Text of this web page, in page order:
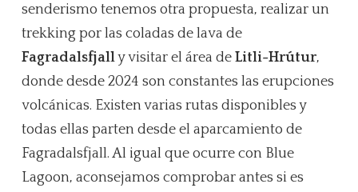
senderismo tenemos otra propuesta, realizar un
trekking por las coladas de lava de
Fagradalsfjally visitar el área de Litli-Hrútur,
donde desde 2024 son constantes las erupciones
volcánicas. Existen varias rutas disponibles y
todas ellas parten desde el aparcamiento de
Fagradalsfjall. Al igual que ocurre con Blue
Lagoon, aconsejamos comprobar antes si es